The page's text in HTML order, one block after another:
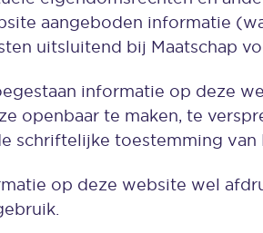
aangeboden informatie
uitsluitend bij Maatschap
informatie op deze
openbaar te maken, te
schriftelijke toestemming van
op deze website wel